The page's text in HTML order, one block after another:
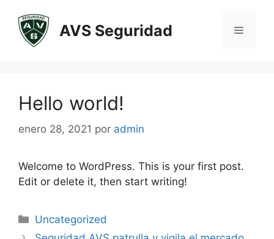
AVS Seguridad
Hello world!
enero 28, 2021 por admin
Welcome to WordPress. This is your first post.
Edit or delete it, then start writing!
Uncategorized